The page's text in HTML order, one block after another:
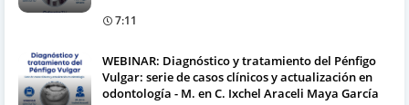
7:11
WEBINAR: Diagnóstico y tratamiento del Pénfigo
Vulgar: serie de casos clínicos y actualización en
odontología - M. en C. Ixchel Araceli Maya García